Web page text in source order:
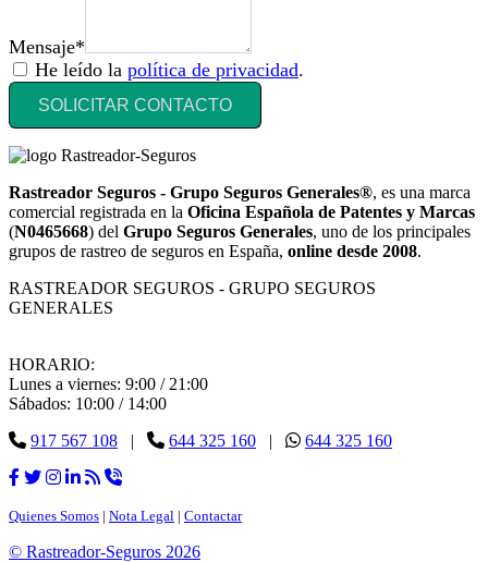
Mensaje*
He leído la política de privacidad.
SOLICITAR CONTACTO
Rastreador Seguros - Grupo Seguros Generales®, es una marca
comercial registrada en la Oficina Española de Patentes y Marcas
(N0465668) del Grupo Seguros Generales, uno de los principales
grupos de rastreo de seguros en España, online desde 2008.
RASTREADOR SEGUROS - GRUPO SEGUROS
GENERALES
HORARIO:
Lunes a viernes: 9:00 / 21:00
Sábados: 10:00 / 14:00
917 567 108 | 644 325 160 | 644 325 160
Quienes Somos | Nota Legal | Contactar
© Rastreador-Seguros 2026